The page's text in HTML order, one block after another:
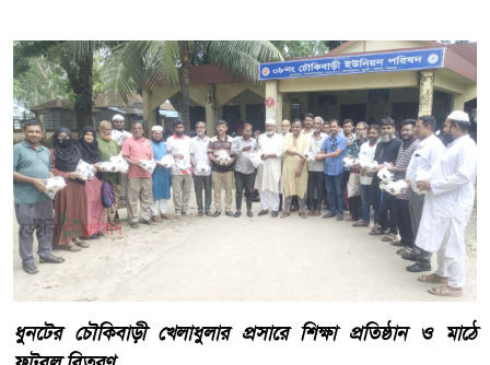
ধুনটের চৌকিবাড়ী খেলাধুলার প্রসারে শিক্ষা প্রতিষ্ঠান ও মাঠে